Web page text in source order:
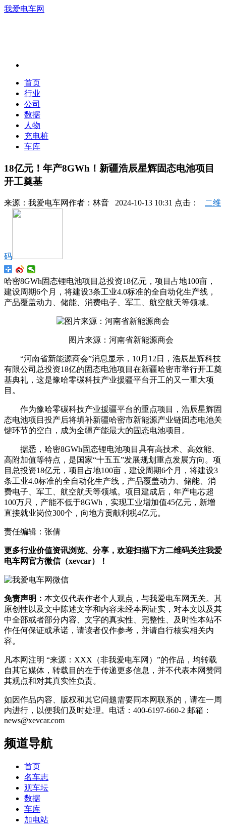
我爱电车网
首页
行业
公司
数据
人物
充电桩
车库
18亿元！年产8GWh！新疆浩辰星辉固态电池项目
开工奠基
来源： 我爱电车网作者： 林音 2024-10-13 10:31 点击： 二维
码
哈密8GWh固态锂电池项目总投资18亿元，项目占地100亩，
建设周期6个月，将建设3条工业4.0标准的全自动化生产线，
产品覆盖动力、储能、消费电子、军工、航空航天等领域。
图片来源：河南省新能源商会
“河南省新能源商会”消息显示，10月12日，浩辰星辉科技
有限公司总投资18亿的固态电池项目在新疆哈密市举行开工奠
基典礼，这是豫哈零碳科技产业援疆平台开工的又一重大项
目。
作为豫哈零碳科技产业援疆平台的重点项目，浩辰星辉固
态电池项目投产后将填补新疆哈密市新能源产业链固态电池关
键环节的空白，成为全疆产能最大的固态电池项目。
据悉，哈密8GWh固态锂电池项目具有高技术、高效能、
高附加值等特点，是国家“十五五”发展规划重点发展方向。项
目总投资18亿元，项目占地100亩，建设周期6个月，将建设3
条工业4.0标准的全自动化生产线，产品覆盖动力、储能、消
费电子、军工、航空航天等领域。项目建成后，年产电芯超
100万只，产能不低于8GWh，实现工业增加值45亿元，新增
直接就业岗位300个，向地方贡献利税4亿元。
责任编辑：张倩
更多行业价值资讯浏览、分享，欢迎扫描下方二维码关注我爱
电车网官方微信（xevcar）！
免责声明： 本文仅代表作者个人观点，与我爱电车网无关。其
原创性以及文中陈述文字和内容未经本网证实，对本文以及其
中全部或者部分内容、文字的真实性、完整性、及时性本站不
作任何保证或承诺，请读者仅作参考，并请自行核实相关内
容。
凡本网注明 “来源：XXX（非我爱电车网）”的作品，均转载
自其它媒体，转载目的在于传递更多信息，并不代表本网赞同
其观点和对其真实性负责。
如因作品内容、版权和其它问题需要同本网联系的，请在一周
内进行，以便我们及时处理。电话：400-6197-660-2 邮箱：
news@xevcar.com
频道导航
首页
名车志
观车坛
数据
车库
加电站